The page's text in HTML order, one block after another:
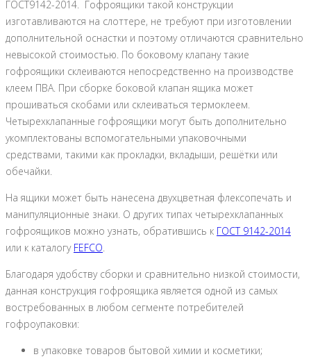
ГОСТ9142-2014. Гофроящики такой конструкции
изготавливаются на слоттере, не требуют при изготовлении
дополнительной оснастки и поэтому отличаются сравнительно
невысокой стоимостью. По боковому клапану такие
гофроящики склеиваются непосредственно на производстве
клеем ПВА. При сборке боковой клапан ящика может
прошиваться скобами или склеиваться термоклеем.
Четырехклапанные гофроящики могут быть дополнительно
укомплектованы вспомогательными упаковочными
средствами, такими как прокладки, вкладыши, решётки или
обечайки.
На ящики может быть нанесена двухцветная флексопечать и
манипуляционные знаки. О других типах четырехклапанных
гофроящиков можно узнать, обратившись к ГОСТ 9142-2014
или к каталогу FEFCO
Благодаря удобству сборки и сравнительно низкой стоимости,
данная конструкция гофроящика является одной из самых
востребованных в любом сегменте потребителей
гофроупаковки:
в упаковке товаров бытовой химии и косметики;